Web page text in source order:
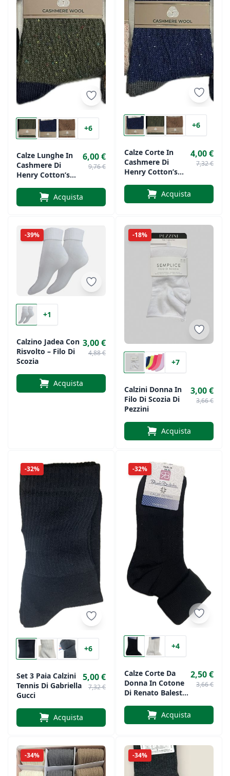
+6
Calze Lunghe In
Cashmere Di
Henry Cotton’s
6,00 €
9,76 €
Acquista
+6
Calze Corte In
Cashmere Di
Henry Cotton’s
4,00 €
7,32 €
Acquista
-39%
+1
Calzino Jadea Con
Risvolto – Filo Di
Scozia
3,00 €
4,88 €
Acquista
-18%
+7
Calzini Donna In
Filo Di Scozia Di
Pezzini
3,00 €
3,66 €
Acquista
-32%
+6
Set 3 Paia Calzini
Tennis Di Gabriella
Gucci
5,00 €
7,32 €
Acquista
-32%
+4
Calze Corte Da
Donna In Cotone
Di Renato Balestra
2,50 €
3,66 €
Acquista
-34% -34%